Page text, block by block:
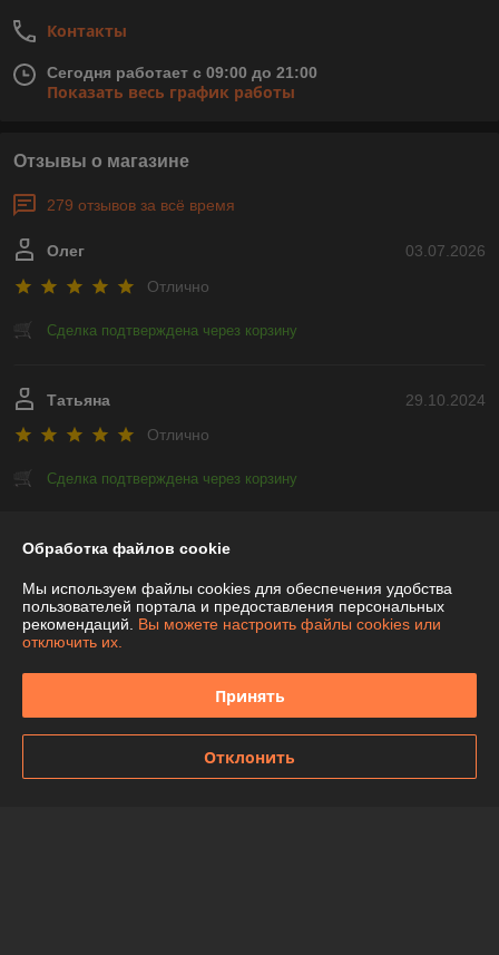
Контакты
Сегодня работает с 09:00 до 21:00
Показать весь график работы
Отзывы о магазине
279 отзывов за всё время
03.07.2026
Олег
Отлично
Сделка подтверждена через корзину
29.10.2024
Татьяна
Отлично
Сделка подтверждена через корзину
О нас
Доставка и оплата
Обработка файлов cookie
Мы используем файлы cookies для обеспечения удобства
пользователей портала и предоставления персональных
рекомендаций. Вы можете настроить файлы cookies или
отключить их.
Принять
Отклонить